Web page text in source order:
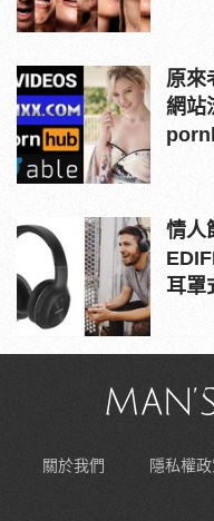
原來
網站
情人
耳罩
關於我們 隱私權